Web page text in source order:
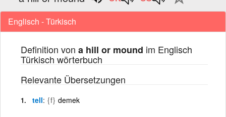
Englisch - Türkisch
Definition von a hill or mound im Englisch
Türkisch wörterbuch
Relevante Übersetzungen
tell {f} demek